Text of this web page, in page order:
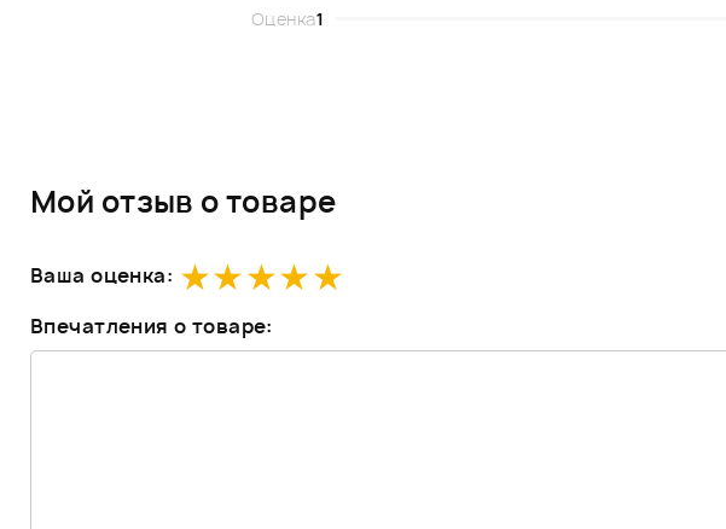
Оценка1
Мой отзыв о товаре
Ваша оценка:
Впечатления о товаре: